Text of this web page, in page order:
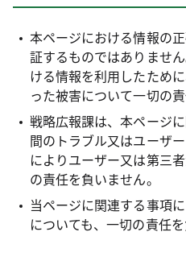
本ページにおける情報の
証するものではありませ
ける情報を利用したため
った被害について一切の
戦略広報課は、本ページ
間のトラブル又はユーザ
によりユーザー又は第三
の責任を負いません。
当ページに関連する事項
についても、一切の責任を